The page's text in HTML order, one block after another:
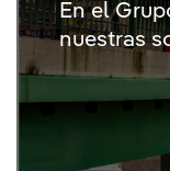
En el
nuestras
actividad